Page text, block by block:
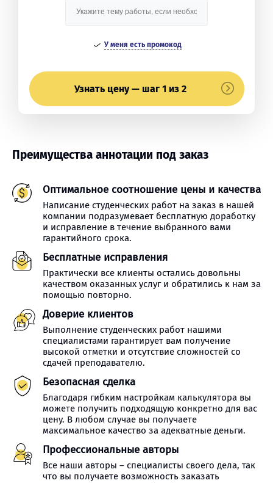
У меня есть промокод
Узнать цену — шаг 1 из 2
Преимущества аннотации под заказ
Оптимальное соотношение цены и качества
Написание студенческих работ на заказ в нашей
компании подразумевает бесплатную доработку
и исправление в течение выбранного вами
гарантийного срока.
Бесплатные исправления
Практически все клиенты остались довольны
качеством оказанных услуг и обратились к нам за
помощью повторно.
Доверие клиентов
Выполнение студенческих работ нашими
специалистами гарантирует вам получение
высокой отметки и отсутствие сложностей со
сдачей преподавателю.
Безопасная сделка
Благодаря гибким настройкам калькулятора вы
можете получить подходящую конкретно для вас
цену. В любом случае вы получаете
максимальное качество за адекватные деньги.
Профессиональные авторы
Все наши авторы – специалисты своего дела, так
что вы получаете возможность заказать